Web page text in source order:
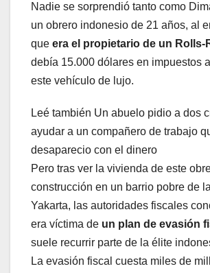
Nadie se sorprendió tanto como
un obrero indonesio de 21 años, al
que era el propietario de un Rolls-
debía 15.000 dólares en impuestos
este vehículo de lujo.
Leé también Un abuelo pidio a dos
ayudar a un compañero de trabajo
desaparecio con el dinero
Pero tras ver la vivienda de este
construcción en un barrio pobre de
Yakarta, las autoridades fiscales
era víctima de un plan de evasión
suele recurrir parte de la élite
La evasión fiscal cuesta miles de